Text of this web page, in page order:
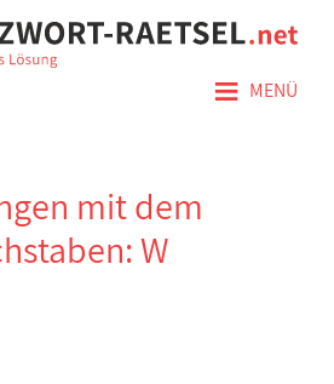
≡ MENÜ
mit dem
W